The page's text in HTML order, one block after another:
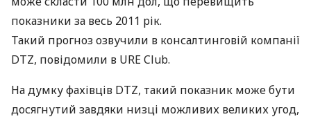
показники за весь 2011 рік.
Такий прогноз озвучили в консалтинговій компанії
DTZ, повідомили в URE Club.
На думку фахівців DTZ, такий показник може бути
досягнутий завдяки низці можливих великих угод,